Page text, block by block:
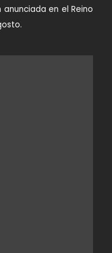
anunciada en el Reino